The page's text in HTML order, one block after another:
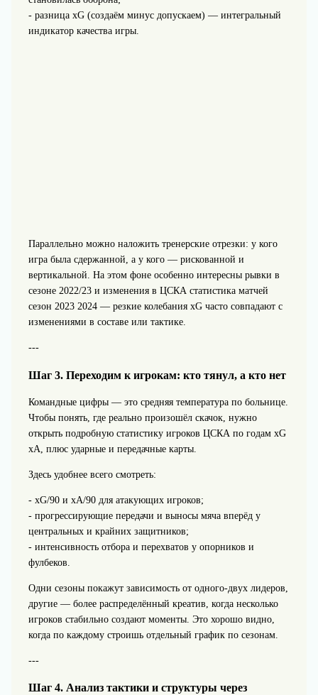
- разница xG (создаём минус допускаем) — интегральный
индикатор качества игры.
Параллельно можно наложить тренерские отрезки: у кого
игра была сдержанной, а у кого — рискованной и
вертикальной. На этом фоне особенно интересны рывки в
сезоне 2022/23 и изменения в ЦСКА статистика матчей
сезон 2023 2024 — резкие колебания xG часто совпадают с
изменениями в составе или тактике.
---
Шаг 3. Переходим к игрокам: кто тянул, а кто нет
Командные цифры — это средняя температура по больнице.
Чтобы понять, где реально произошёл скачок, нужно
открыть подробную статистику игроков ЦСКА по годам xG
xA, плюс ударные и передачные карты.
Здесь удобнее всего смотреть:
- xG/90 и xA/90 для атакующих игроков;
- прогрессирующие передачи и выносы мяча вперёд у
центральных и крайних защитников;
- интенсивность отбора и перехватов у опорников и
фулбеков.
Одни сезоны покажут зависимость от одного-двух лидеров,
другие — более распределённый креатив, когда несколько
игроков стабильно создают моменты. Это хорошо видно,
когда по каждому строишь отдельный график по сезонам.
---
Шаг 4. Анализ тактики и структуры через